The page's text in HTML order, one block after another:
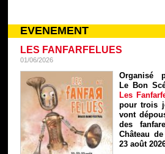
EVENEMENT
LES FANFARFELUES
01/06/2026
Organisé
Le Bon
Les
pour trois
vont
des
Château
23 août